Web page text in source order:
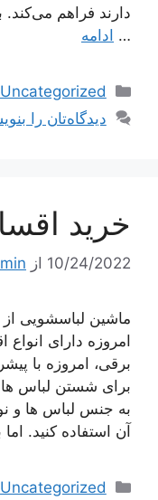
دارند فراهم می‌کند.
… ادامه
دسته‌ها
Uncategorized
دیدگاه‌تان را
خرید
10/24/2022 از
ماشین لباسشویی
امروزه دارای
برقی، امروزه با
برای شستن لباس ها
به جنس لباس ها و
آن استفاده کنید.
دسته‌ها
Uncategorized